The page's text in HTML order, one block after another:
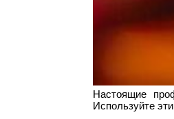
Настоящие
Используйте